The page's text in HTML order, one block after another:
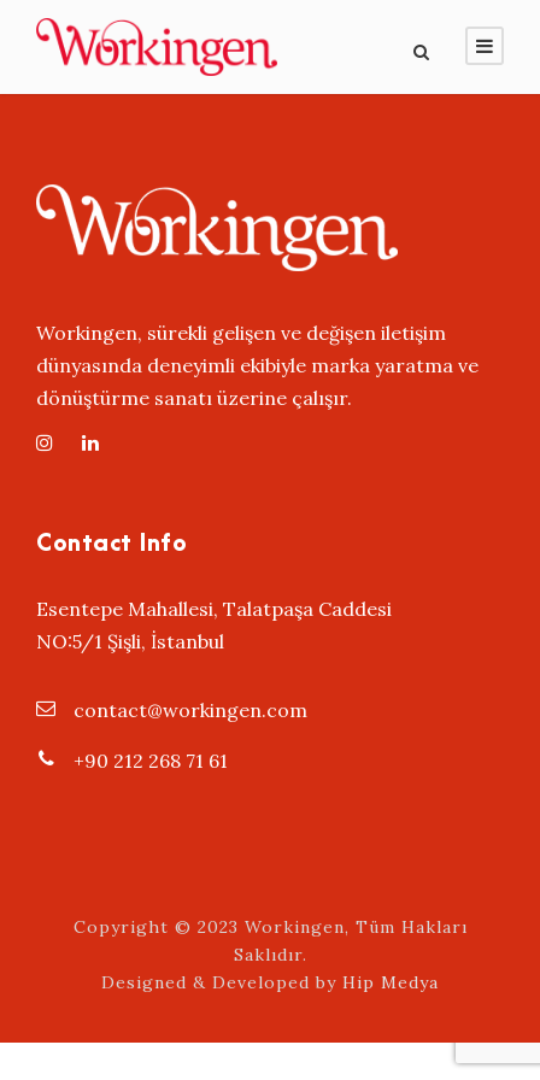
Workingen, sürekli gelişen ve değişen iletişim
dünyasında deneyimli ekibiyle marka yaratma ve
dönüştürme sanatı üzerine çalışır.
Contact Info
Esentepe Mahallesi, Talatpaşa Caddesi
NO:5/1 Şişli, İstanbul
contact@workingen.com
+90 212 268 71 61
Copyright © 2023 Workingen, Tüm Hakları
Saklıdır.
Designed & Developed by Hip Medya